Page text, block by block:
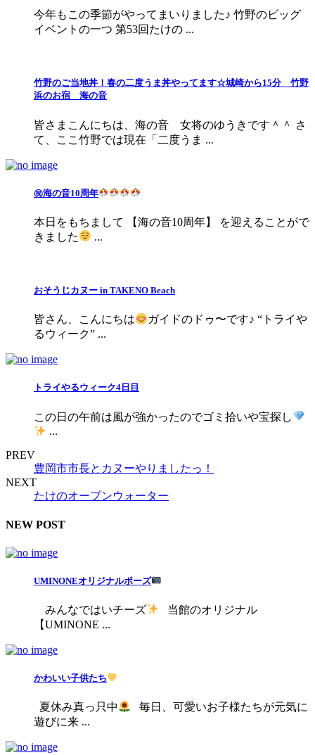
今年もこの季節がやってまいりました♪ 竹野のビッグ
イベントの一つ 第53回たけの ...
竹野のご当地丼！春の二度うま丼やってます☆城崎から15分 竹野
浜のお宿 海の音
皆さまこんにちは、海の音 女将のゆうきです＾＾ さ
て、ここ竹野では現在「二度うま ...
㊗海の音10周年
本日をもちまして 【海の音10周年】 を迎えることがで
きました
...
おそうじカヌー in TAKENO Beach
皆さん、こんにちは
ガイドのドゥ〜です♪ “トライや
るウィーク” ...
トライやるウィーク4日目
この日の午前は風が強かったのでゴミ拾いや宝探し
...
PREV
豊岡市市長とカヌーやりましたっ！
NEXT
たけのオープンウォーター
NEW POST
UMINONEオリジナルポーズ
みんなではいチーズ
当館のオリジナル
【UMINONE ...
かわいい子供たち
夏休み真っ只中
毎日、可愛いお子様たちが元気に
遊びに来 ...